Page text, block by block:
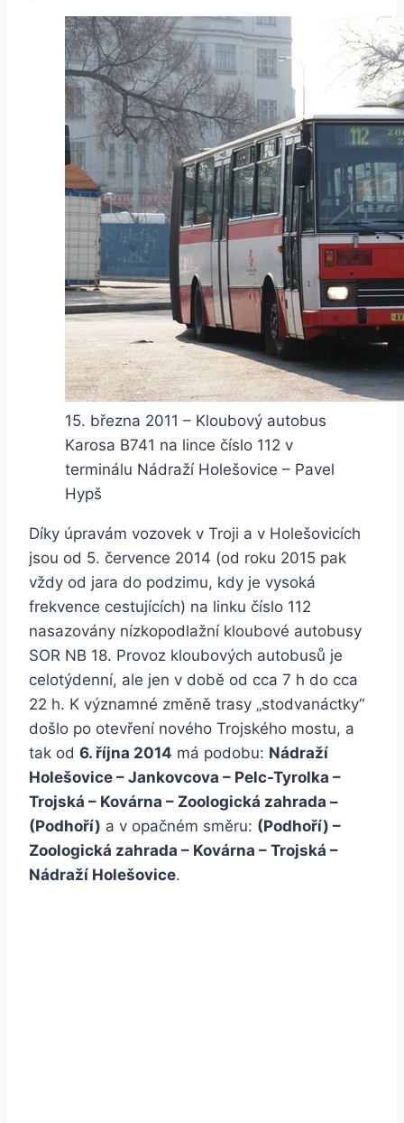
15. března 2011 – Kloubový autobus
Karosa B741 na lince číslo 112 v
terminálu Nádraží Holešovice – Pavel
Hypš
Díky úpravám vozovek v Troji a v Holešovicích
jsou od 5. července 2014 (od roku 2015 pak
vždy od jara do podzimu, kdy je vysoká
frekvence cestujících) na linku číslo 112
nasazovány nízkopodlažní kloubové autobusy
SOR NB 18. Provoz kloubových autobusů je
celotýdenní, ale jen v době od cca 7 h do cca
22 h. K významné změně trasy „stodvanáctky“
došlo po otevření nového Trojského mostu, a
tak od 6. října 2014 má podobu: Nádraží
Holešovice – Jankovcova – Pelc-Tyrolka –
Trojská – Kovárna – Zoologická zahrada –
(Podhoří) a v opačném směru: (Podhoří) –
Zoologická zahrada – Kovárna – Trojská –
Nádraží Holešovice.